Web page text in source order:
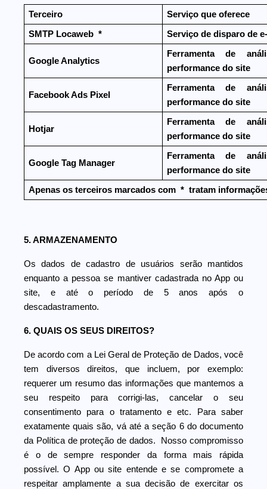
Terceiro Serviço que oferece
SMTP Locaweb * Serviço de disparo de
Google Analytics
Ferramenta de
performance do site
Facebook Ads Pixel
Ferramenta de
performance do site
Hotjar
Ferramenta de
performance do site
Google Tag Manager
Ferramenta de
performance do site
Apenas os terceiros marcados com* tratam
5. ARMAZENAMENTO
Os dados de cadastro de usuários serão mantidos
enquanto a pessoa se mantiver cadastrada no App ou
site, e até o período de 5 anos após o
descadastramento.
6. QUAIS OS SEUS DIREITOS?
De acordo com a Lei Geral de Proteção de Dados, você
tem diversos direitos, que incluem, por exemplo:
requerer um resumo das informações que mantemos a
seu respeito para corrigi-las, cancelar o seu
consentimento para o tratamento e etc. Para saber
exatamente quais são, vá até a seção 6 do documento
da Política de proteção de dados. Nosso compromisso
é o de sempre responder da forma mais rápida
possível. O App ou site entende e se compromete a
respeitar amplamente a sua decisão de exercitar os